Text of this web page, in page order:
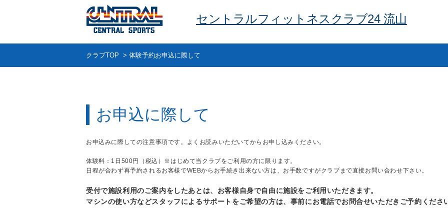
セントラルフィットネスクラブ24 流山
クラブTOP > 体験予約お申込に際して
お申込に際して
お申込みに際しての注意事項です。よくお読みいただいてからお申し込みください。
体験料：1日500円（税込）※はじめて当クラブをご利用の方に限ります。
日程が合わず再予約されるお客様でWEBからお手続き出来ない方は、お手数ですがクラブまで直接お問い合わせ下さい。
受付で施設利用のご案内をしたあとは、お客様自身で自由に施設をご利用いただきます。
マシンの使い方などスタッフによるサポートをご希望の方は、事前にお電話でお問合せいただきご予約くださ